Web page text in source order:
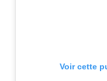
Voir cette